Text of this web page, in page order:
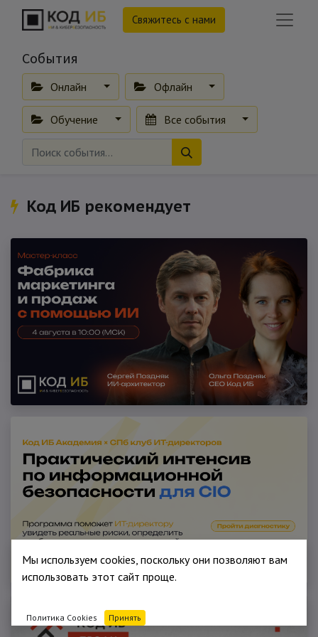
Свяжитесь с нами
События
Онлайн Офлайн
Обучение Все события
Код ИБ рекомендует
Мы используем cookies, поскольку они позволяют вам
использовать этот сайт проще.
Политика Cookies Принять